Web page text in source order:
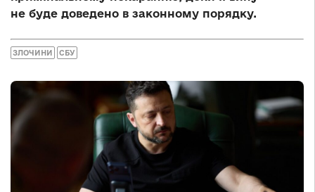
не буде доведено в законному порядку.
ЗЛОЧИНИ СБУ